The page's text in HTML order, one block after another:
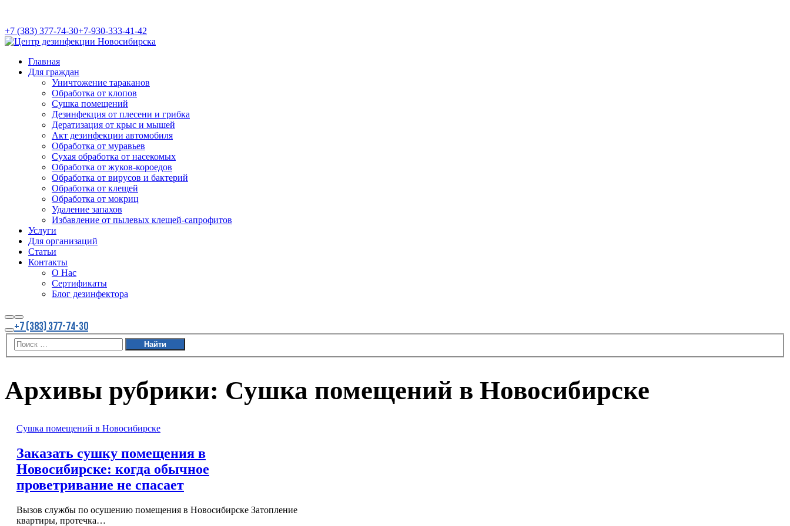
+7 (383) 377-74-30+7-930-333-41-42
Главная
Для граждан
Уничтожение тараканов
Обработка от клопов
Сушка помещений
Дезинфекция от плесени и грибка
Дератизация от крыс и мышей
Акт дезинфекции автомобиля
Обработка от муравьев
Cухая обработка от насекомых
Обработка от жуков-короедов
Обработка от вирусов и бактерий
Обработка от клещей
Обработка от мокриц
Удаление запахов
Избавление от пылевых клещей-сапрофитов
Услуги
Для организаций
Статьи
Контакты
О Нас
Сертификаты
Блог дезинфектора
НайтиБольше
информации
Главное
меню
+7 (383) 377-74-30
Архивы рубрики: Сушка помещений в Новосибирске
Сушка помещений в Новосибирске
Заказать сушку помещения в
Новосибирске: когда обычное
проветривание не спасает
Вызов службы по осушению помещения в Новосибирске Затопление
квартиры, протечка…